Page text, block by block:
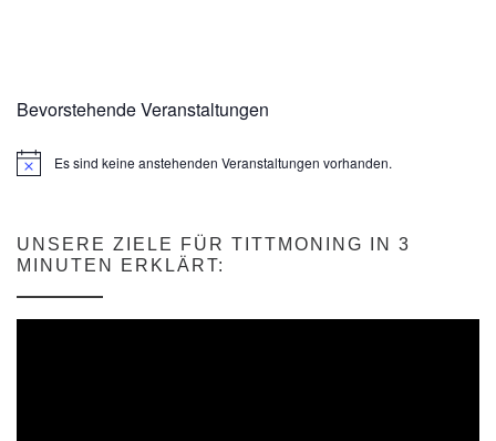
Bevorstehende Veranstaltungen
H
e
i
s
Es sind keine anstehenden Veranstaltungen vorhanden.
UNSERE ZIELE FÜR TITTMONING IN 3
MINUTEN ERKLÄRT: